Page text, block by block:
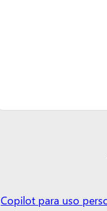
Copilot para uso